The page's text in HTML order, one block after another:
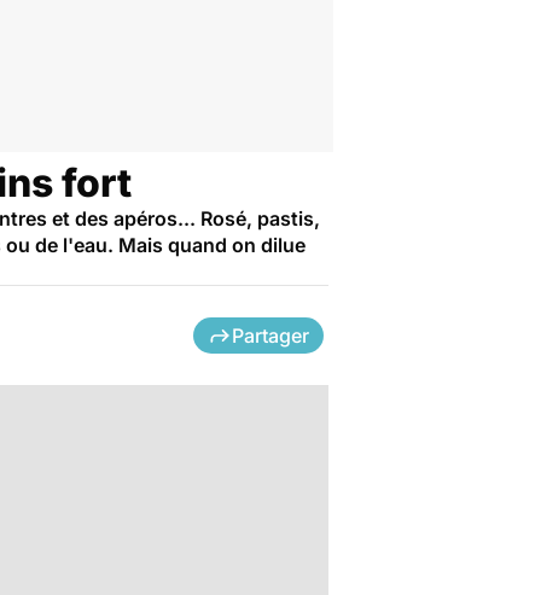
fort
et des apéros... Rosé, pastis,
de l'eau. Mais quand on dilue
Partager